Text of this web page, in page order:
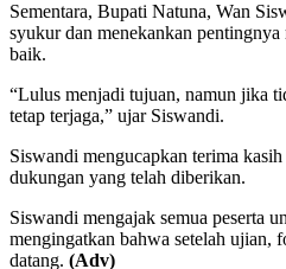
Sementara, Bupati Natuna, Wan
syukur dan menekankan
baik.
“Lulus menjadi tujuan, namun jika
tetap terjaga,” ujar Siswandi.
Siswandi mengucapkan terima
dukungan yang telah diberikan.
Siswandi mengajak semua peserta
mengingatkan bahwa setelah ujian,
datang. (Adv)